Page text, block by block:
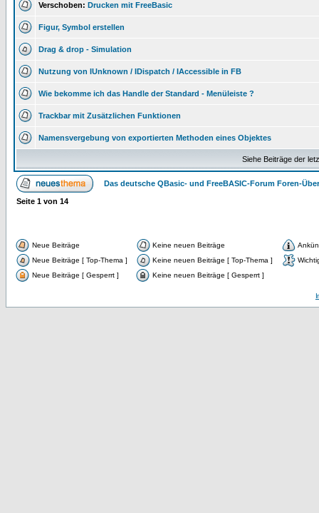
Verschoben: Drucken mit FreeBasic
Figur, Symbol erstellen
Drag & drop - Simulation
Nutzung von IUnknown / IDispatch / IAccessible in FB
Wie bekomme ich das Handle der Standard - Menüleiste ?
Trackbar mit Zusätzlichen Funktionen
Namensvergebung von exportierten Methoden eines Objektes
Siehe Beiträge der
Das deutsche QBasic- und FreeBASIC-Forum Foren-
Seite 1 von 14
Neue Beiträge Keine neuen Beiträge
Neue Beiträge [ Top-Thema ]
Keine neuen Beiträge [ Top-Thema ]
Neue Beiträge [ Gesperrt ]
Keine neuen Beiträge [ Gesperrt ]